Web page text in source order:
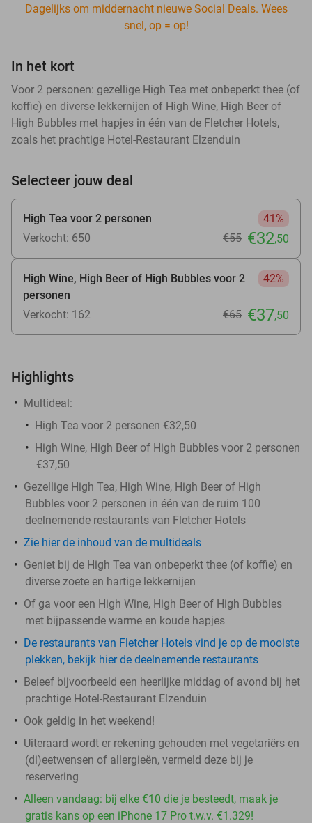
Dagelijks om middernacht nieuwe Social Deals. Wees
snel, op = op!
In het kort
Voor 2 personen: gezellige High Tea met onbeperkt thee (of
koffie) en diverse lekkernijen of High Wine, High Beer of
High Bubbles met hapjes in één van de Fletcher Hotels,
zoals het prachtige Hotel-Restaurant Elzenduin
Selecteer jouw deal
High Tea voor 2 personen
41%
Verkocht: 650
€55 €32,50
High Wine, High Beer of High Bubbles voor 2
personen
42%
Verkocht: 162 €65 €37,50
Highlights
Multideal:
High Tea voor 2 personen €32,50
High Wine, High Beer of High Bubbles voor 2 personen
€37,50
Gezellige High Tea, High Wine, High Beer of High
Bubbles voor 2 personen in één van de ruim 100
deelnemende restaurants van Fletcher Hotels
Zie hier de inhoud van de multideals
Geniet bij de High Tea van onbeperkt thee (of koffie) en
diverse zoete en hartige lekkernijen
Of ga voor een High Wine, High Beer of High Bubbles
met bijpassende warme en koude hapjes
De restaurants van Fletcher Hotels vind je op de mooiste
plekken, bekijk hier de deelnemende restaurants
Beleef bijvoorbeeld een heerlijke middag of avond bij het
prachtige Hotel-Restaurant Elzenduin
Ook geldig in het weekend!
Uiteraard wordt er rekening gehouden met vegetariërs en
(di)eetwensen of allergieën, vermeld deze bij je
reservering
Alleen vandaag: bij elke €10 die je besteedt, maak je
gratis kans op een iPhone 17 Pro t.w.v. €1.329!